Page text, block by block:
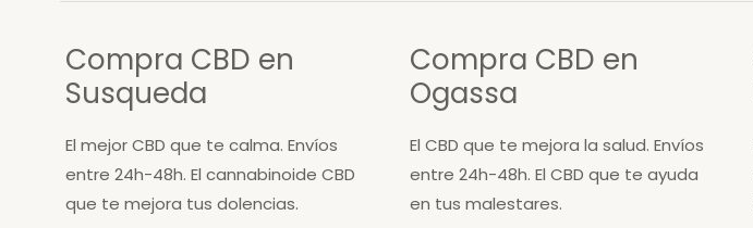
Compra CBD en
Susqueda
El mejor CBD que te calma. Envíos
entre 24h-48h. El cannabinoide CBD
que te mejora tus dolencias.
Compra CBD en
Ogassa
El CBD que te mejora la salud. Envíos
entre 24h-48h. El CBD que te ayuda
en tus malestares.